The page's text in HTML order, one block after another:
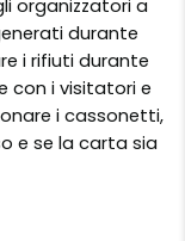
organizzatori a
durante
i rifiuti durante
con i visitatori e
i cassonetti,
e se la carta sia